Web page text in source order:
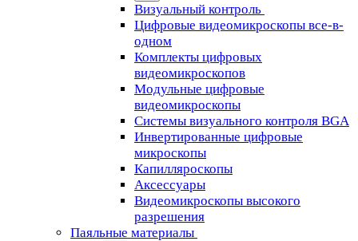
Визуальный контроль
Цифровые видеомикроскопы все-в-
одном
Комплекты цифровых
видеомикроскопов
Модульные цифровые
видеомикроскопы
Cистемы визуального контроля BGA
Инвертированные цифровые
микроскопы
Капилляроскопы
Аксессуары
Видеомикроскопы высокого
разрешения
Паяльные материалы